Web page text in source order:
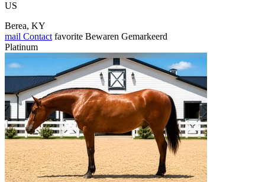
US
Berea, KY
mail Contact favorite Bewaren Gemarkeerd
Platinum